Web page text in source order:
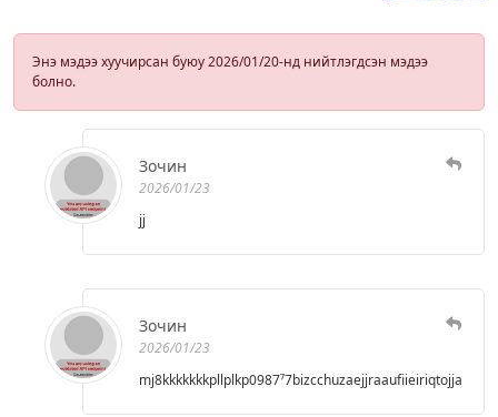
Энэ мэдээ хуучирсан буюу 2026/01/20-нд нийтлэгдсэн мэдээ
болно.
Зочин
2026/01/23
jj
Зочин
2026/01/23